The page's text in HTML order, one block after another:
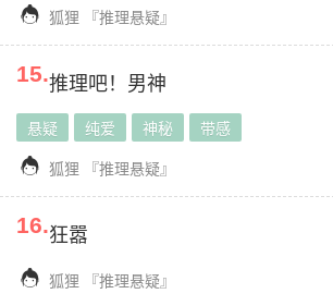
 狐狸 『推理悬疑』
15.推理吧！男神
悬疑 纯爱 神秘 带感
 狐狸 『推理悬疑』
16.狂嚣
 狐狸 『推理悬疑』